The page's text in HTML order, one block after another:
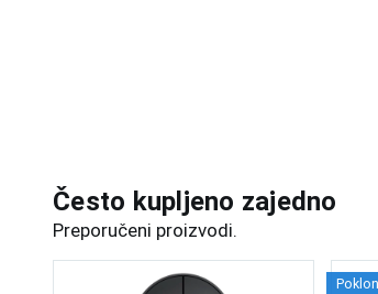
Često kupljeno zajedno
Preporučeni proizvodi.